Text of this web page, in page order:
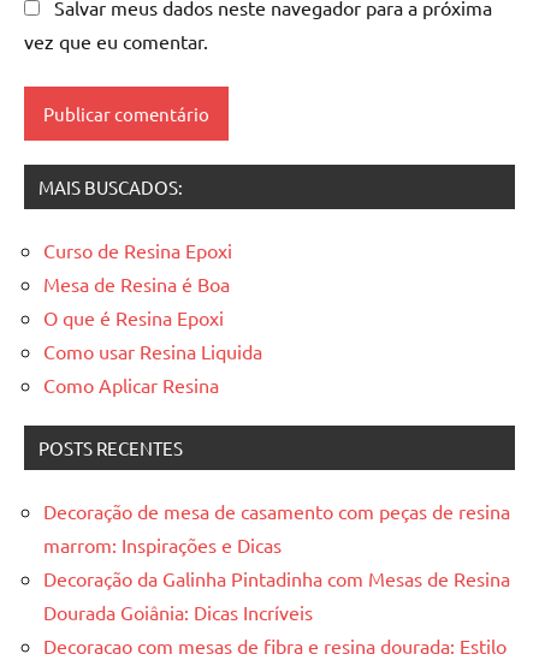
de
mesas
resinadas
Salvar meus dados neste navegador para a próxima
vez que eu comentar.
MAIS BUSCADOS:
Curso de Resina Epoxi
Mesa de Resina é Boa
O que é Resina Epoxi
Como usar Resina Liquida
Como Aplicar Resina
POSTS RECENTES
Decoração de mesa de casamento com peças de resina
marrom: Inspirações e Dicas
Decoração da Galinha Pintadinha com Mesas de Resina
Dourada Goiânia: Dicas Incríveis
Decoracao com mesas de fibra e resina dourada: Estilo